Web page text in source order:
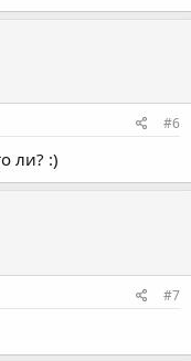
#6
ли? :)
#7